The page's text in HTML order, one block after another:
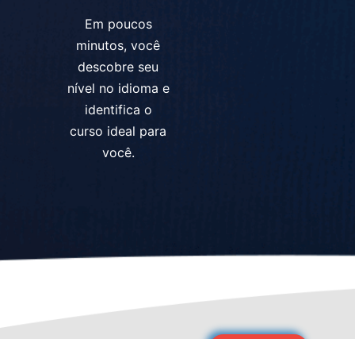
Em poucos
minutos, você
descobre seu
nível no idioma e
identifica o
curso ideal para
você.